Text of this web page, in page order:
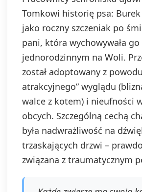
Tomkowi historię psa:
jako roczny szczeniak po
pani, która wychowywała
jednorodzinnym na Woli.
został adoptowany z
atrakcyjnego” wyglądu
walce z kotem) i nieufności
obcych. Szczególną cechą
była nadwrażliwość na
trzaskających drzwi –
związana z traumatycznym